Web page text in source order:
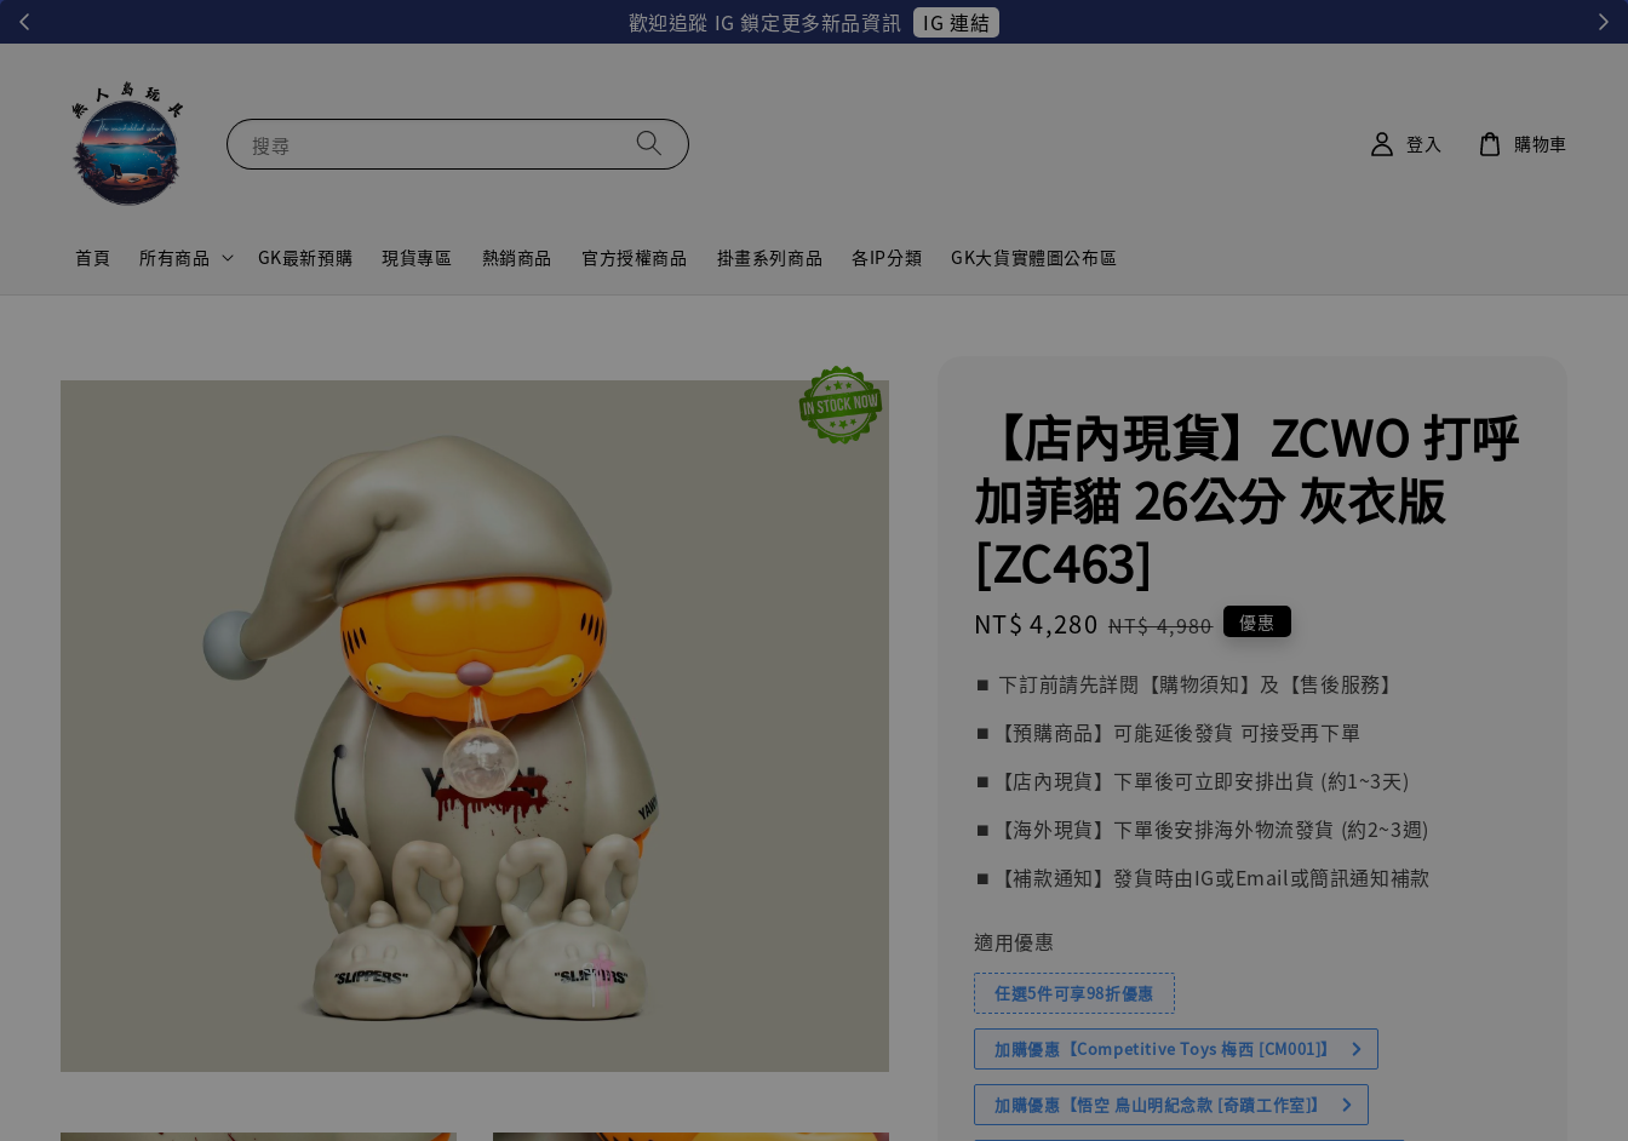
歡迎追蹤 IG 鎖定更多新品資訊 IG 連結
搜尋
首頁 所有商品 GK最新預購 現貨專區 熱銷商品 官方授權商品 掛畫系列商品 各IP分類 GK大貨實體圖公布區
登入 購物車
【店內現貨】ZCWO 打呼
加菲貓 26公分 灰衣版
[ZC463]
Sale
NT$ 4,280 Regular
NT$ 4,980 優惠
⏹︎ 下訂前請先詳閱【購物須知】及【售後服務】
⏹︎【預購商品】可能延後發貨 可接受再下單
⏹︎【店內現貨】下單後可立即安排出貨 (約1~3天)
⏹︎【海外現貨】下單後安排海外物流發貨 (約2~3週)
⏹︎【補款通知】發貨時由IG或Email或簡訊通知補款
適用優惠
任選5件可享98折優惠
加購優惠【Competitive Toys 梅西 [CM001]】
加購優惠【悟空 鳥山明紀念款 [奇蹟工作室]】